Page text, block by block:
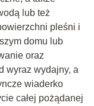
lub też
pleśni i
domu lub
oraz
wyraz wydajny, a
wiaderko
całej pożądanej